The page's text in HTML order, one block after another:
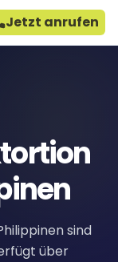
Jetzt anrufen
sind
über